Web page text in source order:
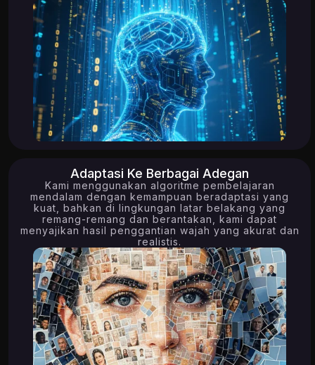
11.19K 5.02K
15.01K
Adaptasi Ke Berbagai Adegan
Kami menggunakan algoritme pembelajaran
mendalam dengan kemampuan beradaptasi yang
kuat, bahkan di lingkungan latar belakang yang
remang-remang dan berantakan, kami dapat
menyajikan hasil penggantian wajah yang akurat dan
realistis.